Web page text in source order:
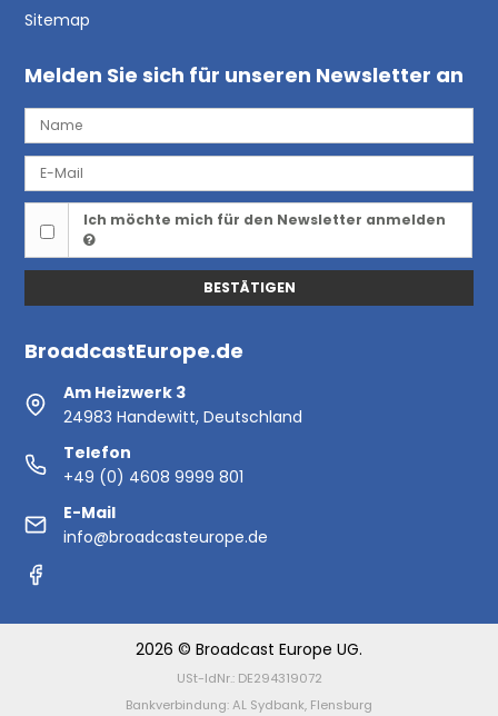
Sitemap
Melden Sie sich für unseren Newsletter an
Ich möchte mich für den Newsletter anmelden
BESTÄTIGEN
BroadcastEurope.de
Am Heizwerk 3
24983 Handewitt, Deutschland
Telefon
+49 (0) 4608 9999 801
E-Mail
info@broadcasteurope.de
2026 © Broadcast Europe UG.
USt-IdNr.: DE294319072
Bankverbindung: AL Sydbank, Flensburg